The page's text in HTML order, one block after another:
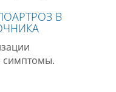
В
симптомы.